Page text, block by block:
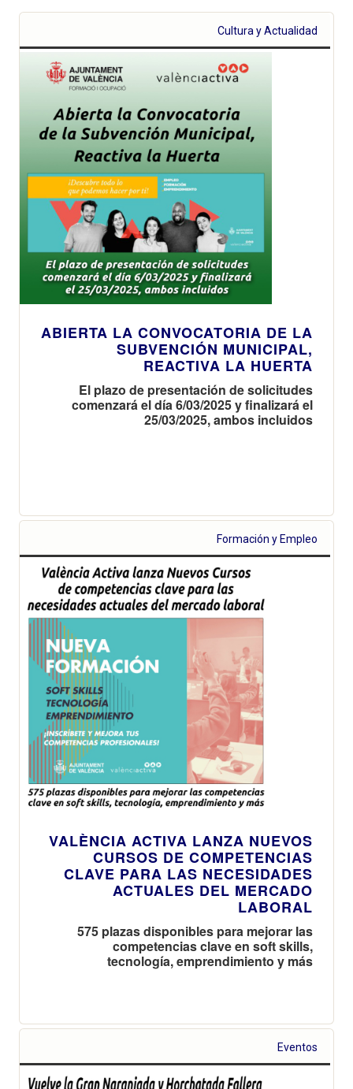
Cultura y Actualidad
ABIERTA LA CONVOCATORIA DE LA
SUBVENCIÓN MUNICIPAL,
REACTIVA LA HUERTA
El plazo de presentación de solicitudes
comenzará el día 6/03/2025 y finalizará el
25/03/2025, ambos incluidos
Formación y Empleo
VALÈNCIA ACTIVA LANZA NUEVOS
CURSOS DE COMPETENCIAS
CLAVE PARA LAS NECESIDADES
ACTUALES DEL MERCADO
LABORAL
575 plazas disponibles para mejorar las
competencias clave en soft skills,
tecnología, emprendimiento y más
Eventos